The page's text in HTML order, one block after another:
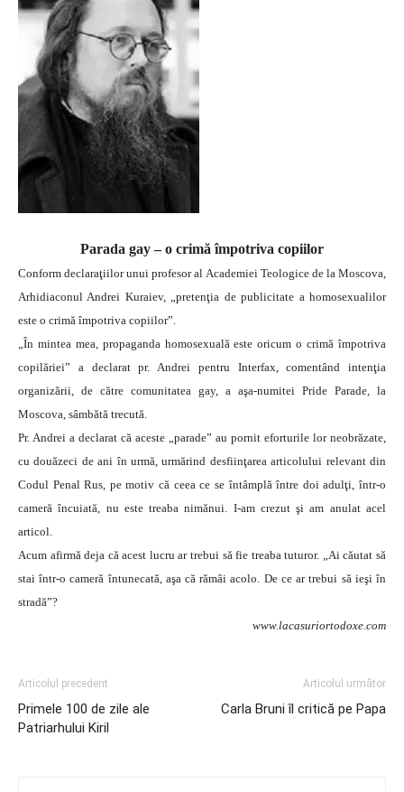
Parada gay – o crimă împotriva copiilor
Conform declaraţiilor unui profesor al Academiei Teologice de la Moscova,
Arhidiaconul Andrei Kuraiev, „pretenţia de publicitate a homosexualilor
este o crimă împotriva copiilor”.
„În mintea mea, propaganda homosexuală este oricum o crimă împotriva
copilăriei” a declarat pr. Andrei pentru Interfax, comentând intenţia
organizării, de către comunitatea gay, a aşa-numitei Pride Parade, la
Moscova, sâmbătă trecută.
Pr. Andrei a declarat că aceste „parade” au pornit eforturile lor neobrăzate,
cu douăzeci de ani în urmă, urmărind desfiinţarea articolului relevant din
Codul Penal Rus, pe motiv că ceea ce se întâmplă între doi adulţi, într-o
cameră încuiată, nu este treaba nimănui. I-am crezut şi am anulat acel
articol.
Acum afirmă deja că acest lucru ar trebui să fie treaba tuturor. „Ai căutat să
stai într-o cameră întunecată, aşa că rămâi acolo. De ce ar trebui să ieşi în
stradă”?
www.lacasuriortodoxe.com
Articolul precedent
Primele 100 de zile ale
Patriarhului Kiril
Articolul următor
Carla Bruni îl critică pe Papa